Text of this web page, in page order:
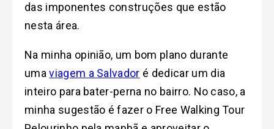
das imponentes construções que estão
nesta área.
Na minha opinião, um bom plano durante
umaviagem a Salvador é dedicar um dia
inteiro para bater-perna no bairro. No caso, a
minha sugestão é fazer o Free Walking Tour